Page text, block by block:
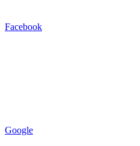
Facebook
Google